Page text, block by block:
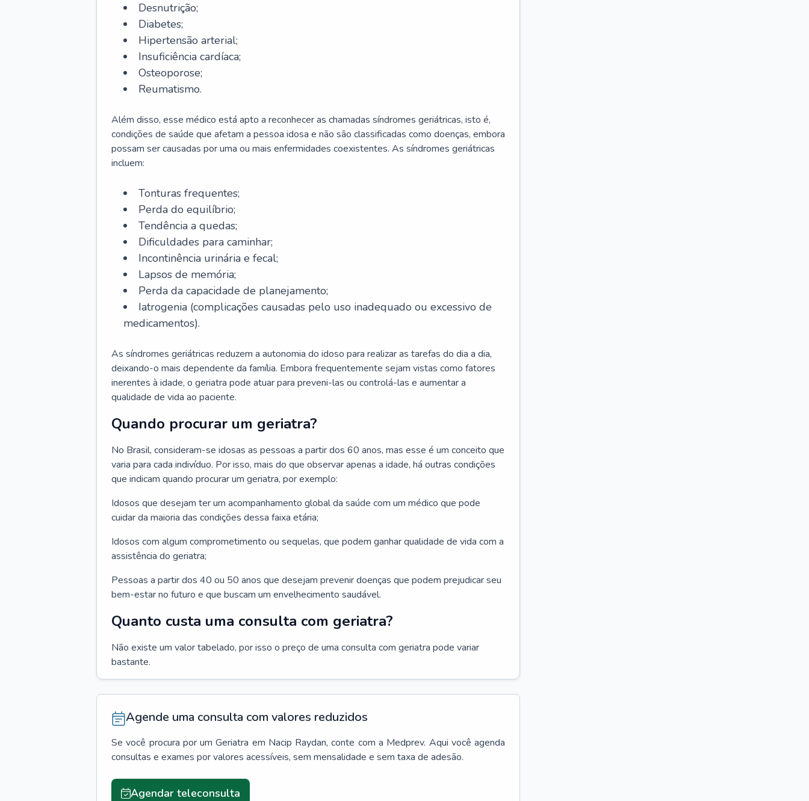
Desnutrição;
Diabetes;
Hipertensão arterial;
Insuficiência cardíaca;
Osteoporose;
Reumatismo.
Além disso, esse médico está apto a reconhecer as chamadas síndromes geriátricas, isto é,
condições de saúde que afetam a pessoa idosa e não são classificadas como doenças, embora
possam ser causadas por uma ou mais enfermidades coexistentes. As síndromes geriátricas
incluem:
Tonturas frequentes;
Perda do equilíbrio;
Tendência a quedas;
Dificuldades para caminhar;
Incontinência urinária e fecal;
Lapsos de memória;
Perda da capacidade de planejamento;
Iatrogenia (complicações causadas pelo uso inadequado ou excessivo de
medicamentos).
As síndromes geriátricas reduzem a autonomia do idoso para realizar as tarefas do dia a dia,
deixando-o mais dependente da família. Embora frequentemente sejam vistas como fatores
inerentes à idade, o geriatra pode atuar para preveni-las ou controlá-las e aumentar a
qualidade de vida ao paciente.
Quando procurar um geriatra?
No Brasil, consideram-se idosas as pessoas a partir dos 60 anos, mas esse é um conceito que
varia para cada indivíduo. Por isso, mais do que observar apenas a idade, há outras condições
que indicam quando procurar um geriatra, por exemplo:
Idosos que desejam ter um acompanhamento global da saúde com um médico que pode
cuidar da maioria das condições dessa faixa etária;
Idosos com algum comprometimento ou sequelas, que podem ganhar qualidade de vida com a
assistência do geriatra;
Pessoas a partir dos 40 ou 50 anos que desejam prevenir doenças que podem prejudicar seu
bem-estar no futuro e que buscam um envelhecimento saudável.
Quanto custa uma consulta com geriatra?
Não existe um valor tabelado, por isso o preço de uma consulta com geriatra pode variar
bastante.
Agende uma consulta com valores reduzidos
Se você procura por um Geriatra em Nacip Raydan, conte com a Medprev. Aqui você agenda
consultas e exames por valores acessíveis, sem mensalidade e sem taxa de adesão.
Agendar teleconsulta